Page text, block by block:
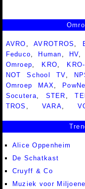
AVRO ,AVROTROS
Feduco
Human HV
Omroep
KRO
NOT School TV
Omroep MAX
Socutera
STER ,
TROS
VARA ,
Alice Oppenheim
De Schatkast
Cruyff & Co
Muziek voor